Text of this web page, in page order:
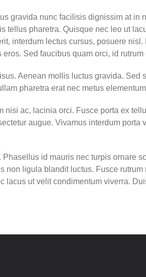
gravida nunc facilisis dignissim at in
pharetra. Quisque nec leo ut
interdum lectus cursus, posuere
Sed faucibus quam orci, id rutrum
Aenean mollis luctus gravida.
pharetra erat nec metus
ac, lacinia orci. Fusce porta ex
augue. Vivamus interdum
id mauris nec turpis ornare
ligula blandit luctus. Fusce
ut velit condimentum viverra.